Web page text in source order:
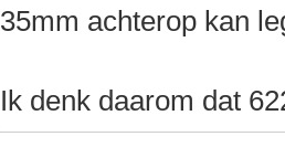
35mm achterop kan
Ik denk daarom dat